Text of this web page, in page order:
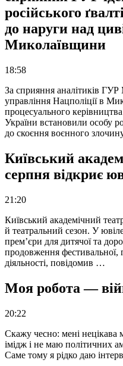
російського
до наруги над
Миколаївщини
18:58
За сприяння аналітиків
управління Нацполіції в
процесуального
України встановили особу
до скоєння воєнного
Київський
серпня відкриє
21:20
Київський академічний
й театральний сезон. У
прем’єри для дитячої та
продовження фестивальної,
діяльності, повідомив …
Моя робота —
20:22
Скажу чесно: мені нецікава
імідж і не маю політичних
Саме тому я рідко даю